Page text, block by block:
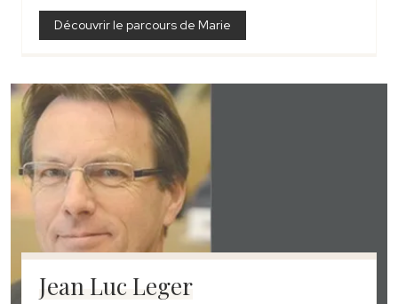
Découvrir le parcours de Marie
Jean Luc Leger